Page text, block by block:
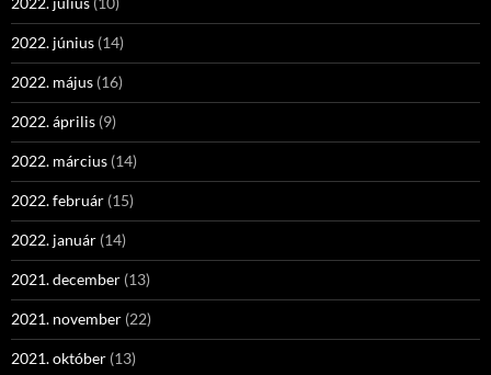
2022. június (14)
2022. május (16)
2022. április (9)
2022. március (14)
2022. február (15)
2022. január (14)
2021. december (13)
2021. november (22)
2021. október (13)